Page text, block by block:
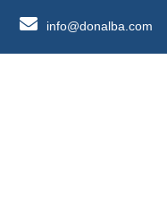
info@donalba.com